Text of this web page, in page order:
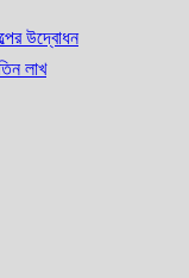
উদ্বোধন
লাখ